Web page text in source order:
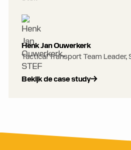
Henk Jan Ouwerkerk
Tactical Transport Team Leader,
Bekijk de case study